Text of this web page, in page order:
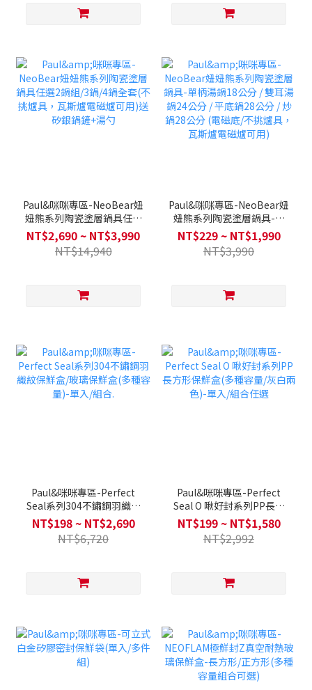
Paul&咪咪專區-NeoBear妞
妞熊系列陶瓷塗層鍋具任選
2鍋組/3鍋/4鍋全套(不挑爐
具，瓦斯爐電磁爐可用)送矽
銀鍋鏟+湯勺
NT$2,690 ~ NT$3,990
NT$14,940
Paul&咪咪專區-NeoBear妞
妞熊系列陶瓷塗層鍋具-單
柄湯鍋18公分 / 雙耳湯鍋24
公分 / 平底鍋28公分 / 炒鍋
28公分 (電磁底/不挑爐具，
NT$229 ~ NT$1,990
NT$3,990
Paul&咪咪專區-Perfect
Seal系列304不鏽鋼羽織紋
保鮮盒/玻璃保鮮盒(多種容
量)-單入/組合.
NT$198 ~ NT$2,690
NT$6,720
Paul&咪咪專區-Perfect
Seal O 啾好封系列PP長方
形保鮮盒(多種容量/灰白兩
色)-單入/組合任選
NT$199 ~ NT$1,580
NT$2,992